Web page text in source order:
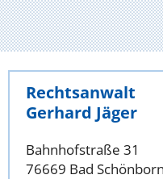
Rechtsanwalt
Gerhard Jäger
Bahnhofstraße 31
76669 Bad Schönborn